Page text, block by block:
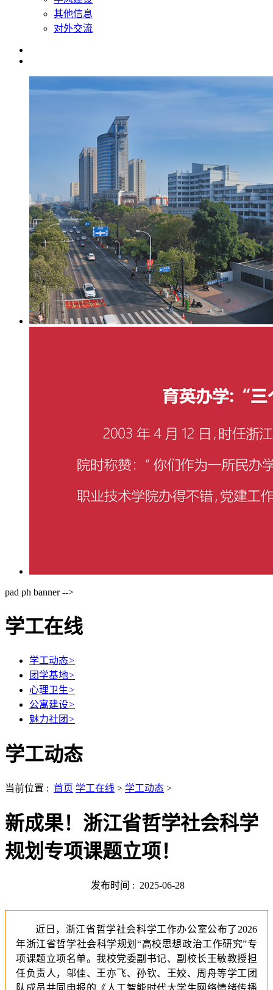
其他信息
对外交流
pad ph banner -->
学工在线
学工动态>
团学基地>
心理卫生>
公寓建设>
魅力社团 >
学工动态
当前位置 : 首页 学工在线 > 学工动态 >
新成果！浙江省哲学社会科学
规划专项课题立项！
发布时间 : 2025-06-28
近日，浙江省哲学社会科学工作办公室公布了2026
年浙江省哲学社会科学规划“高校思想政治工作研究”专
项课题立项名单。我校党委副书记、副校长王敏教授担
任负责人，邬佳、王亦飞、孙钦、王姣、周舟等学工团
队成员共同申报的《人工智能时代大学生网络情绪传播